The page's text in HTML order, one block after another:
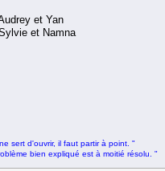
et Yan
et Namna
sert d'ouvrir, il faut partir à point. "
bien expliqué est à moitié résolu. "